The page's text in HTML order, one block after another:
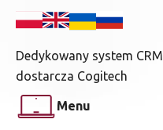
Dedykowany system CRM
dostarcza Cogitech
Menu